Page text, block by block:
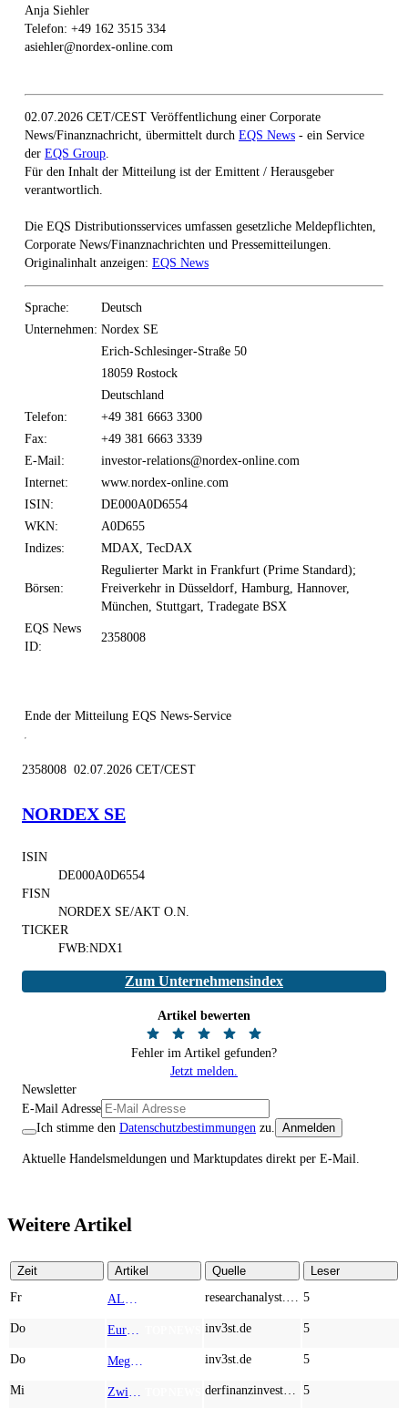
Anja Siehler
Telefon: +49 162 3515 334
asiehler@nordex-online.com
02.07.2026 CET/CEST Veröffentlichung einer Corporate
News/Finanznachricht, übermittelt durch EQS News - ein Service
der EQS Group
Für den Inhalt der Mitteilung ist der Emittent / Herausgeber
verantwortlich.
Die EQS Distributionsservices umfassen gesetzliche Meldepflichten,
Corporate News/Finanznachrichten und Pressemitteilungen.
Originalinhalt anzeigen: EQS News
Sprache:
Deutsch
Unternehmen: Nordex SE
Erich-Schlesinger-Straße 50
18059 Rostock
Deutschland
Telefon:
+49 381 6663 3300
Fax:
+49 381 6663 3339
E-Mail:
investor-relations@nordex-online.com
Internet:
www.nordex-online.com
ISIN:
DE000A0D6554
WKN:
A0D655
Indizes:
MDAX, TecDAX
Börsen:
Regulierter Markt in Frankfurt (Prime Standard);
Freiverkehr in Düsseldorf, Hamburg, Hannover,
München, Stuttgart, Tradegate BSX
EQS News
ID:
2358008
Ende der Mitteilung EQS News-Service
2358008 02.07.2026 CET/CEST
NORDEX SE
ISIN
DE000A0D6554
FISN
NORDEX SE/AKT O.N.
TICKER
FWB:NDX1
Zum Unternehmensindex
Artikel bewerten
Fehler im Artikel gefunden?
Jetzt melden.
Newsletter
E-Mail Adresse
Ich stimme den Datenschutzbestimmungen zu. Anmelden
Aktuelle Handelsmeldungen und Marktupdates direkt per E-Mail.
Weitere Artikel
Zeit Artikel Quelle
Leser
Fr
5
Do inv3st.de 5
Do inv3st.de 5
Mi 5